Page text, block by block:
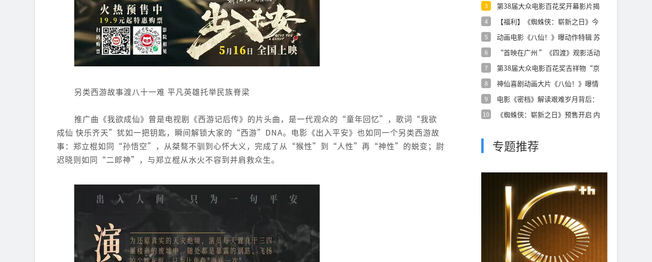
另类西游故事渡八十一难 平凡英雄托举民族脊梁
推广曲《我欲成仙》曾是电视剧《西游记后传》的片头曲，是一代观众的“童年回忆”，歌词“我欲
成仙 快乐齐天”犹如一把钥匙，瞬间解锁大家的“西游”DNA。电影《出入平安》也如同一个另类西游故
事：郑立棍如同“孙悟空”，从桀骜不驯到心怀大义，完成了从“猴性”到“人性”再“神性”的蜕变；尉
迟晓则如同“二郎神”，与郑立棍从水火不容到并肩救众生。
3
第38届大众电影百花奖开幕影片揭
4
【福利】《蜘蛛侠：崭新之日》今
5
动画电影《八仙！》曝动作特辑 苏
6
“首映在广州 ”《四渡》观影活动
7
第38届大众电影百花奖吉祥物“京
8
神仙喜剧动画大片《八仙！》曝情
9
电影《密档》解读艰难岁月背后：
10
《蜘蛛侠：崭新之日》预售开启 内
专题推荐